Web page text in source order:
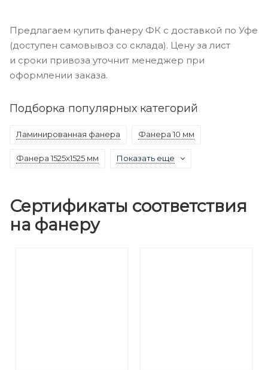
Предлагаем купить фанеру ФК с доставкой по Уфе
(доступен самовывоз со склада). Цену за лист
и сроки привоза уточнит менеджер при
оформлении заказа.
Подборка популярных категорий
Ламинированная фанера Фанера 10 мм
Фанера 1525х1525 мм Показать еще
Сертификаты соответствия
на фанеру